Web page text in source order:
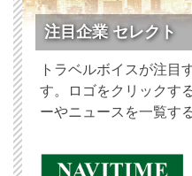
注目企業 セレクト
トラベルボイスが注目
す。ロゴをクリックす
ーやニュースを一覧す